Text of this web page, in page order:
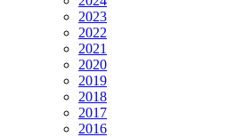
2023
2022
2021
2020
2019
2018
2017
2016